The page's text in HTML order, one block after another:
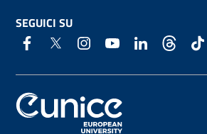
SEGUICI SU